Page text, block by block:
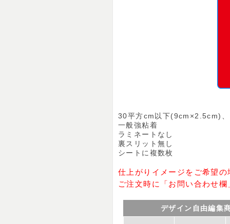
30平方cm以下(9cm×2.5cm)
一般強粘着
ラミネートなし
裏スリット無し
シートに複数枚
仕上がりイメージをご希望の
ご注文時に「お問い合わせ
デザイン自由編集